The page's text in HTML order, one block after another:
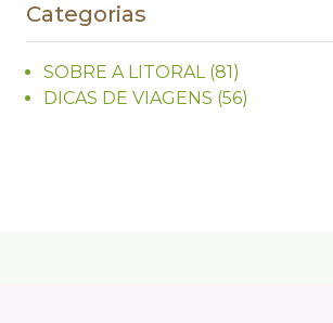
Categorias
SOBRE A LITORAL(81)
DICAS DE VIAGENS (56)